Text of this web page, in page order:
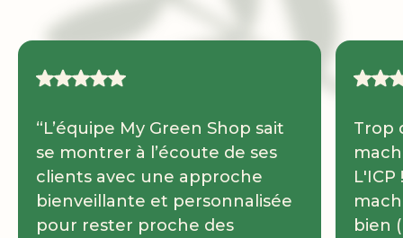
“L’équipe My Green Shop sait
se montrer à l’écoute de ses
clients avec une approche
bienveillante et personnalisée
pour rester proche des
Trop
bien